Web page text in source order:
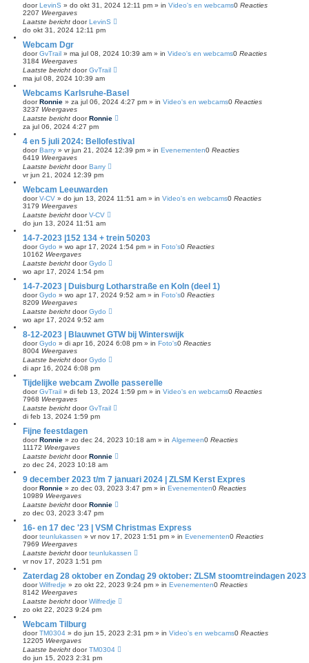
doorLevinS » do okt 31, 2024 12:11 pm » in Video's en webcams0 Reacties
2207 Weergaves
Laatste bericht doorLevinS
do okt 31, 2024 12:11 pm
Webcam Dgr
doorGvTrail » ma jul 08, 2024 10:39 am » in Video's en webcams0 Reacties
3184 Weergaves
Laatste bericht doorGvTrail
ma jul 08, 2024 10:39 am
Webcams Karlsruhe-Basel
doorRonnie » za jul 06, 2024 4:27 pm » in Video's en webcams0 Reacties
3237 Weergaves
Laatste bericht doorRonnie
za jul 06, 2024 4:27 pm
4 en 5 juli 2024: Bellofestival
doorBarry » vr jun 21, 2024 12:39 pm » in Evenementen0 Reacties
6419 Weergaves
Laatste bericht doorBarry
vr jun 21, 2024 12:39 pm
Webcam Leeuwarden
doorV-CV » do jun 13, 2024 11:51 am » in Video's en webcams0 Reacties
3179 Weergaves
Laatste bericht doorV-CV
do jun 13, 2024 11:51 am
14-7-2023 |152 134 + trein 50203
doorGydo » wo apr 17, 2024 1:54 pm » in Foto's0 Reacties
10162 Weergaves
Laatste bericht doorGydo
wo apr 17, 2024 1:54 pm
14-7-2023 | Duisburg Lotharstraße en Koln (deel 1)
doorGydo » wo apr 17, 2024 9:52 am » in Foto's0 Reacties
8209 Weergaves
Laatste bericht doorGydo
wo apr 17, 2024 9:52 am
8-12-2023 | Blauwnet GTW bij Winterswijk
doorGydo » di apr 16, 2024 6:08 pm » in Foto's0 Reacties
8004 Weergaves
Laatste bericht doorGydo
di apr 16, 2024 6:08 pm
Tijdelijke webcam Zwolle passerelle
doorGvTrail » di feb 13, 2024 1:59 pm » in Video's en webcams0 Reacties
7968 Weergaves
Laatste bericht doorGvTrail
di feb 13, 2024 1:59 pm
Fijne feestdagen
doorRonnie » zo dec 24, 2023 10:18 am » in Algemeen0 Reacties
11172 Weergaves
Laatste bericht doorRonnie
zo dec 24, 2023 10:18 am
9 december 2023 t/m 7 januari 2024 | ZLSM Kerst Expres
doorRonnie » zo dec 03, 2023 3:47 pm » in Evenementen0 Reacties
10989 Weergaves
Laatste bericht doorRonnie
zo dec 03, 2023 3:47 pm
16- en 17 dec '23 | VSM Christmas Express
doorteunlukassen » vr nov 17, 2023 1:51 pm » in Evenementen0 Reacties
7969 Weergaves
Laatste bericht doorteunlukassen
vr nov 17, 2023 1:51 pm
Zaterdag 28 oktober en Zondag 29 oktober: ZLSM stoomtreindagen 2023
doorWilfredje » zo okt 22, 2023 9:24 pm » in Evenementen0 Reacties
8142 Weergaves
Laatste bericht doorWilfredje
zo okt 22, 2023 9:24 pm
Webcam Tilburg
doorTM0304 » do jun 15, 2023 2:31 pm » in Video's en webcams0 Reacties
12205 Weergaves
Laatste bericht doorTM0304
do jun 15, 2023 2:31 pm